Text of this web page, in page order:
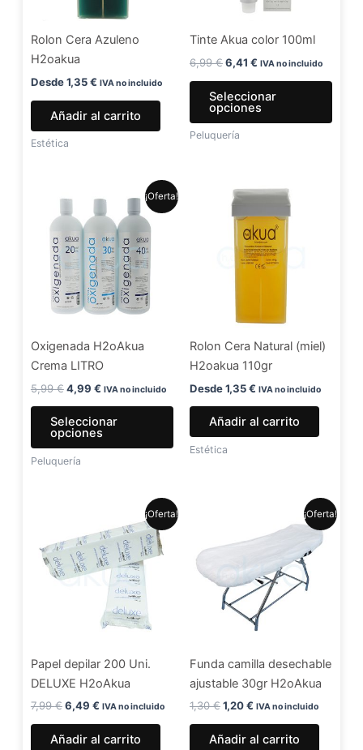
Rolon Cera Azuleno
H2oakua
Desde1,35€ IVA no incluido
Añadir al carrito
Estética
Tinte Akua color 100ml
6,99€6,41 € IVA no incluido
Seleccionar
opciones
en
Peluquería
¡Oferta!
Oxigenada H2oAkua
Crema LITRO
5,99€
precio
original
era:
5,99 €.
4,99 €
precio
actual
4,99 €.
IVA no incluido
Seleccionar
opciones
Este
producto
pueden
elegir
la
página
de
Peluquería
Rolon Cera Natural (miel)
H2oakua 110gr
Desde1,35€ IVA no incluido
Añadir al carrito
Estética
¡Oferta!
Papel depilar 200 Uni.
DELUXE H2oAkua
7,99€
original
era:
7,99 €.
6,49 €
precio
actual
es:
6,49 €.
IVA no incluido
Añadir al carrito
¡Oferta!
Funda camilla desechable
ajustable 30gr H2oAkua
1,30€
original
era:
1,20€
actual
1,20 €.
IVA no incluido
Añadir al carrito